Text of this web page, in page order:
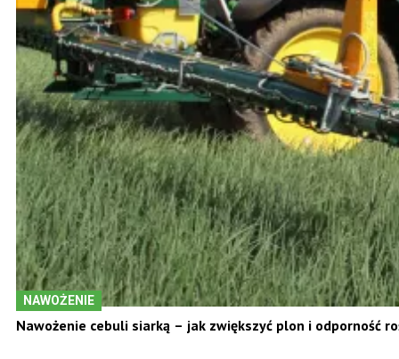
NAWOŻENIE
Nawożenie cebuli siarką – jak zwiększyć plon i odporność